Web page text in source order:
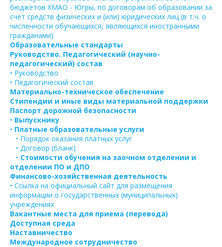
бюджетов ХМАО - Югры, по договорам об образовании за
счет средств физических и (или) юридических лиц (в т.ч. о
численности обучающихся, являющихся иностранными
гражданами)
Образовательные стандарты
Руководство. Педагогический (научно-
педагогический) состав
• Руководство
• Педагогический состав
Материально-техническое обеспечение
Стипендии и иные виды материальной поддержки
Паспорт дорожной безопасности
• Выпускнику
• Платные образовательные услуги
• Порядок оказания платных услуг
• Договор (бланк)
• Стоимости обучения на заочном отделении и
отделении ПО и ДПО
Финансово-хозяйственная деятельность
• Ссылка на официальный сайт для размещения
информации о государственных (муниципальных)
учреждениях
Вакантные места для приема (перевода)
Доступная среда
Наставничество
Международное сотрудничество